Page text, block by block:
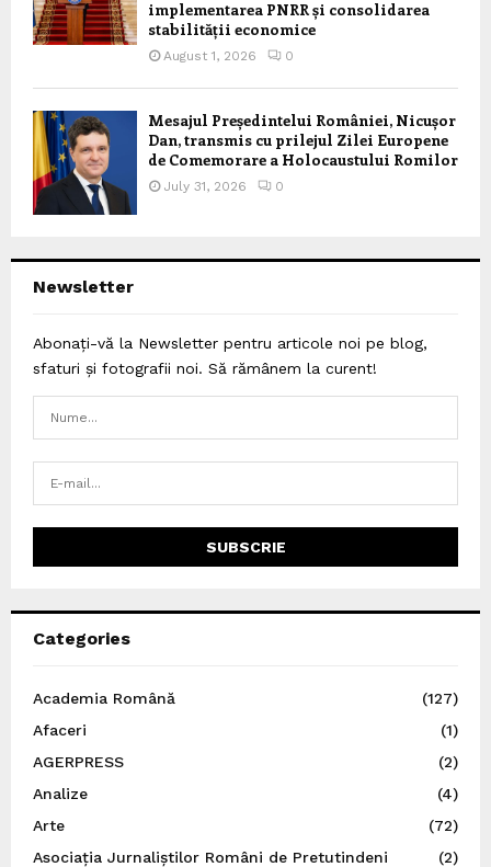
implementarea PNRR și consolidarea
stabilității economice
August 1, 2026 0
Mesajul Președintelui României, Nicușor
Dan, transmis cu prilejul Zilei Europene
de Comemorare a Holocaustului Romilor
July 31, 2026 0
Newsletter
Abonați-vă la Newsletter pentru articole noi pe blog,
sfaturi și fotografii noi. Să rămânem la curent!
Categories
Academia Română
(127)
Afaceri
(1)
AGERPRESS
(2)
Analize
(4)
Arte
(72)
Asociația Jurnaliștilor Români de Pretutindeni
(2)